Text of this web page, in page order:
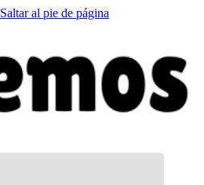
Saltar al pie de página